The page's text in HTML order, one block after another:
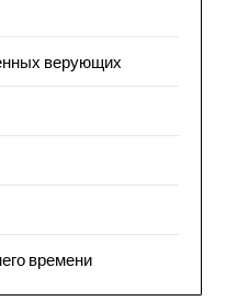
верующих
времени